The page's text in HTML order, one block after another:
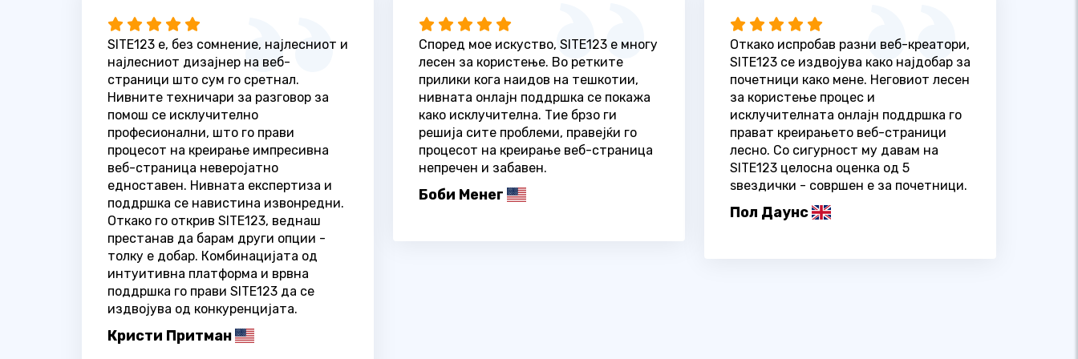
SITE123 е, без сомнение, најлесниот и
најлесниот дизајнер на веб-
страници што сум го сретнал.
Нивните техничари за разговор за
помош се исклучително
професионални, што го прави
процесот на креирање импресивна
веб-страница неверојатно
едноставен. Нивната експертиза и
поддршка се навистина извонредни.
Откако го открив SITE123, веднаш
престанав да барам други опции -
толку е добар. Комбинацијата од
интуитивна платформа и врвна
поддршка го прави SITE123 да се
издвојува од конкуренцијата.
Кристи Притман
Според мое искуство, SITE123 е многу
лесен за користење. Во ретките
прилики кога наидов на тешкотии,
нивната онлајн поддршка се покажа
како исклучителна. Тие брзо ги
решија сите проблеми, правејќи го
процесот на креирање веб-страница
непречен и забавен.
Боби Менег
Откако испробав разни веб-креатори,
SITE123 се издвојува како најдобар за
почетници како мене. Неговиот лесен
за користење процес и
исклучителната онлајн поддршка го
прават креирањето веб-страници
лесно. Со сигурност му давам на
SITE123 целосна оценка од 5
ѕвездички - совршен е за почетници.
Пол Даунс